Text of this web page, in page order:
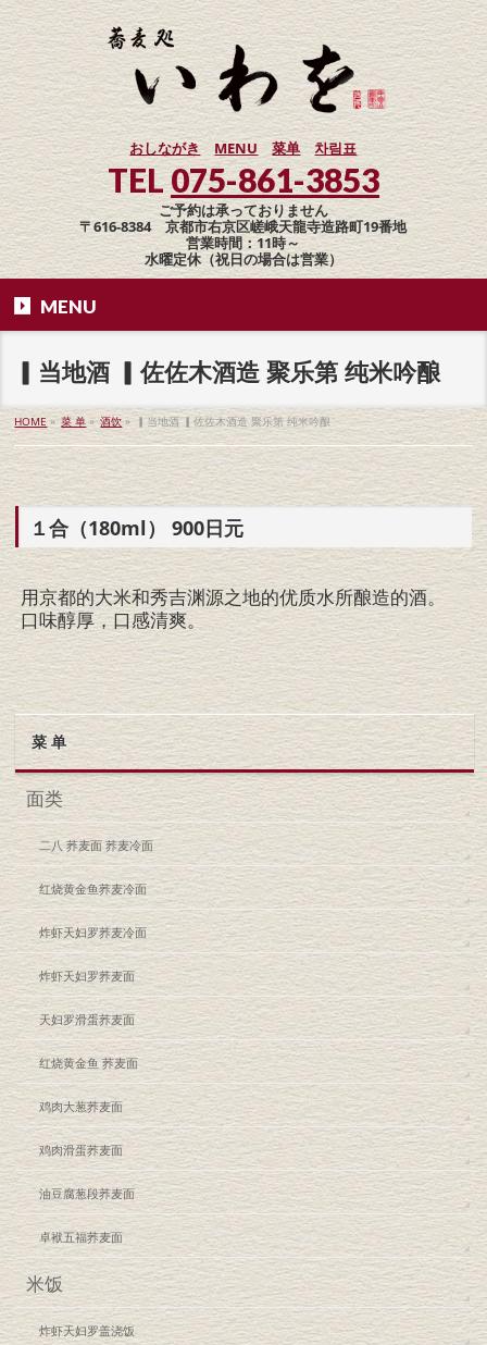
おしながき MENU 菜单 차림표
TEL075-861-3853
ご予約は承っておりません
〒616-8384 京都市右京区嵯峨天龍寺造路町19番地
営業時間：11時～
水曜定休（祝日の場合は営業）
MENU
▎当地酒 ▎佐佐木酒造 聚乐第 纯米吟酿
HOME » 菜 单» 酒饮» ▎当地酒 ▎佐佐木酒造 聚乐第 纯米吟酿
１合（180ml） 900日元
用京都的大米和秀吉渊源之地的优质水所酿造的酒。
口味醇厚，口感清爽。
菜 单
面类
二八 荞麦面 荞麦冷面
红烧黄金鱼荞麦冷面
炸虾天妇罗荞麦冷面
炸虾天妇罗荞麦面
天妇罗滑蛋荞麦面
红烧黄金鱼 荞麦面
鸡肉大葱荞麦面
鸡肉滑蛋荞麦面
油豆腐葱段荞麦面
卓袱五福荞麦面
米饭
炸虾天妇罗盖浇饭